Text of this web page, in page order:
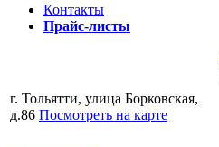
Контакты
Прайс-листы
г. Тольятти, улица Борковская,
д.86 Посмотреть на карте